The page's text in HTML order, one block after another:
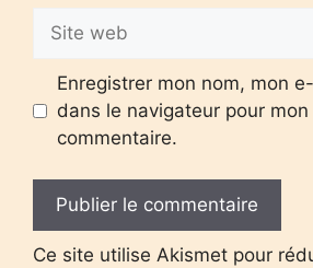
web
Enregistrer mon nom, mon
dans le navigateur pour mon
commentaire.
Ce site utilise Akismet pour